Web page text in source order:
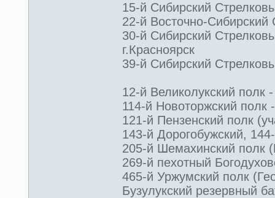
15-й Сибирский
22-й Восточно-Сибирский
30-й Сибирский
г.Красноярск
39-й Сибирский
12-й Великолукский полк -
114-й Новоторжский полк
121-й Пензенский полк
143-й Дорогобужский,
205-й Шемахинский полк
269-й пехотный
465-й Уржумский полк
Бузулукский резервный